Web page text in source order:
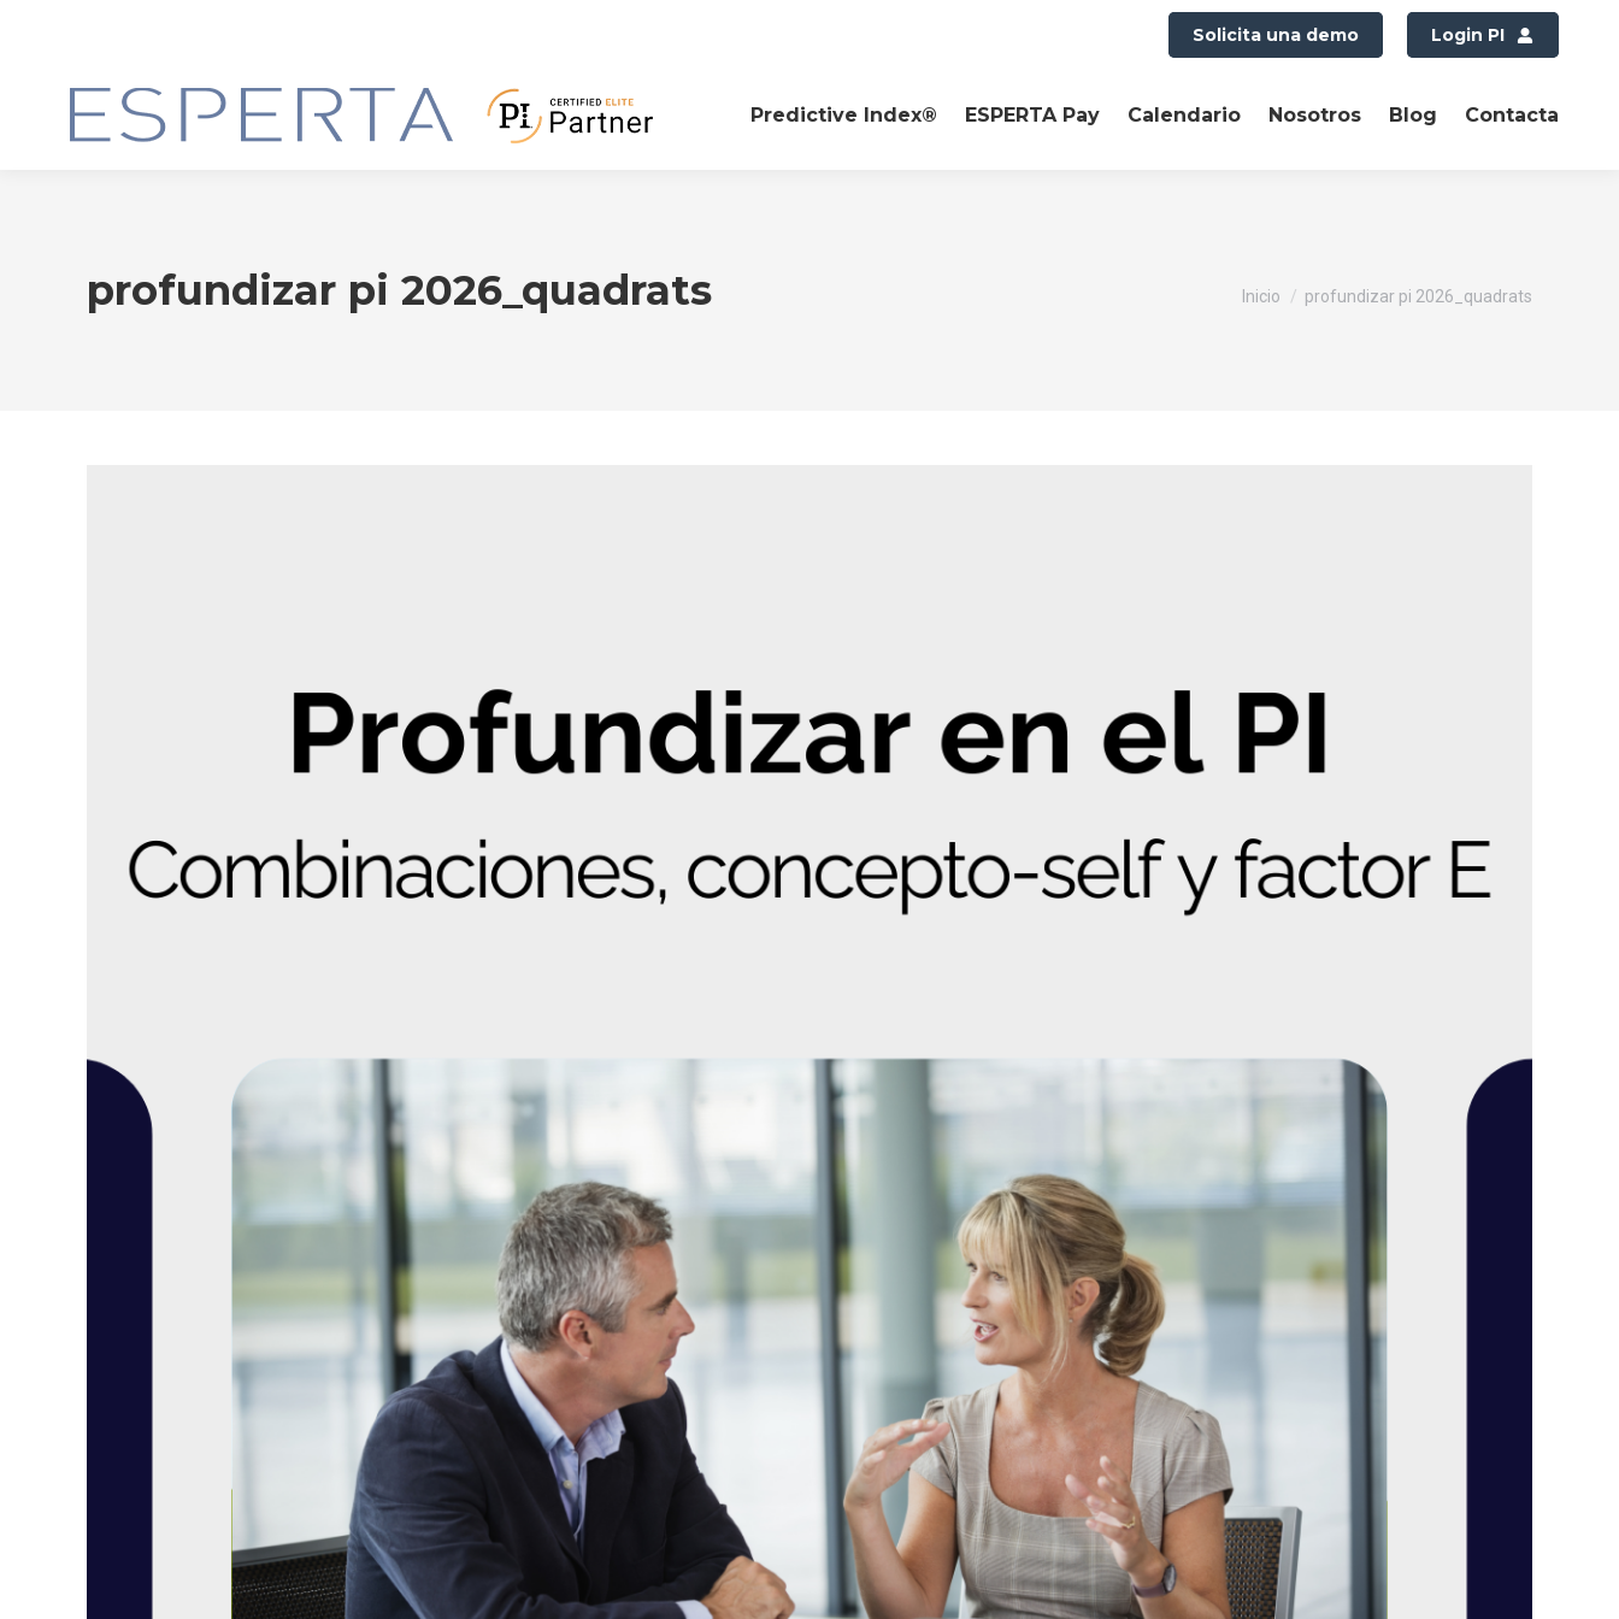
Solicita una demo Login PI
Predictive Index® ESPERTA Pay Calendario Nosotros Blog Contacta
profundizar pi 2026_quadrats Estás aquí:
Inicio profundizar pi 2026_quadrats